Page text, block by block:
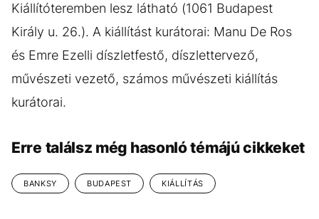
Kiállítóteremben lesz látható (1061 Budapest
Király u. 26.). A kiállítást kurátorai: Manu De Ros
és Emre Ezelli díszletfestő, díszlettervező,
művészeti vezető, számos művészeti kiállítás
kurátorai.
Erre találsz még hasonló témájú cikkeket
BANKSY BUDAPEST KIÁLLÍTÁS